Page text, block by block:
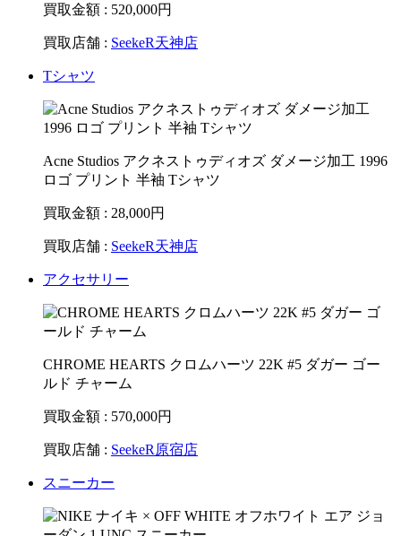
買取金額 : 520,000円
買取店舗 : SeekeR天神店
Tシャツ
Acne Studios アクネストゥディオズ ダメージ加工 1996
ロゴ プリント 半袖 Tシャツ
買取金額 : 28,000円
買取店舗 : SeekeR天神店
アクセサリー
CHROME HEARTS クロムハーツ 22K #5 ダガー ゴー
ルド チャーム
買取金額 : 570,000円
買取店舗 : SeekeR原宿店
スニーカー